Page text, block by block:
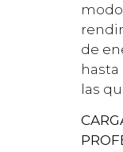
de
las